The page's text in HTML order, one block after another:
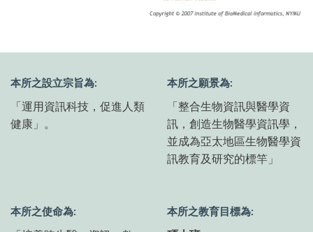
本所之設立宗旨為:
「運用資訊科技，促進人類
健康」。
本所之願景為:
「整合生物資訊與醫學資
訊，創造生物醫學資訊學，
並成為亞太地區生物醫學資
訊教育及研究的標竿」
本所之使命為: 本所之教育目標為: